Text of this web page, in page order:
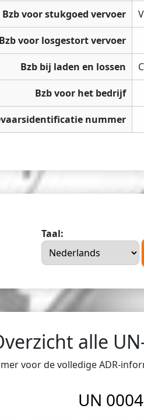
Bzb voor stukgoed vervoer
voor losgestort vervoer
Bzb bij laden en lossen
Bzb voor het bedrijf
nummer
Taal:
alle
voor de volledige ADR-
UN